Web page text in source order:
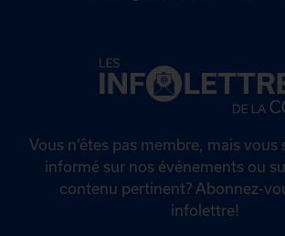
Vous n’êtes pas membre, mais
informé sur nos événements ou
contenu pertinent? Abonnez-
infolettre!